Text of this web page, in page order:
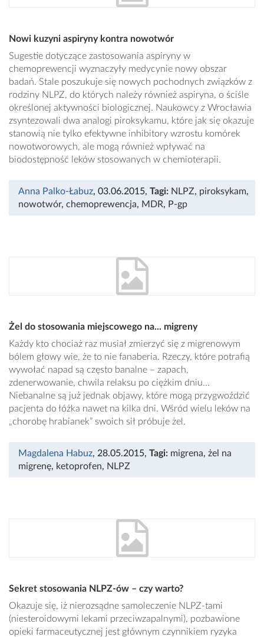
Nowi kuzyni aspiryny kontra nowotwór
Sugestie dotyczące zastosowania aspiryny w
chemoprewencji wyznaczyły medycynie nowy obszar
badań. Stale poszukuje się nowych pochodnych związków z
rodziny NLPZ, do których należy również aspiryna, o ściśle
określonej aktywności biologicznej. Naukowcy z Wrocławia
zsyntezowali dwa analogi piroksykamu, które jak się okazuje
stanowią nie tylko efektywne inhibitory wzrostu komórek
nowotworowych, ale mogą również wpływać na
biodostępność leków stosowanych w chemioterapii.
Anna Palko-Łabuz, 03.06.2015, Tagi: NLPZ, piroksykam,
nowotwór, chemoprewencja, MDR, P-gp
Żel do stosowania miejscowego na... migreny
Każdy kto chociaż raz musiał zmierzyć się z migrenowym
bólem głowy wie, że to nie fanaberia. Rzeczy, które potrafią
wywołać napad są często banalne – zapach,
zdenerwowanie, chwila relaksu po ciężkim dniu...
Niebanalne są już jednak objawy, które mogą przygwoździć
pacjenta do łóżka nawet na kilka dni. Wśród wielu leków na
„chorobę hrabianek” swoich sił próbuje żel.
Magdalena Habuz, 28.05.2015, Tagi: migrena, żel na
migrenę, ketoprofen, NLPZ
Sekret stosowania NLPZ-ów – czy warto?
Okazuje się, iż nierozsądne samoleczenie NLPZ-tami
(niesteroidowymi lekami przeciwzapalnymi), pozbawione
opieki farmaceutycznej jest głównym czynnikiem ryzyka